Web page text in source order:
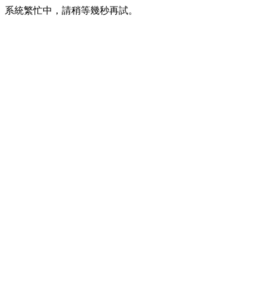
系統繁忙中，請稍等幾秒再試。